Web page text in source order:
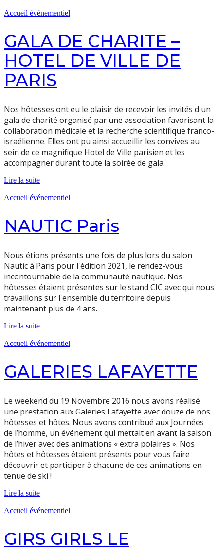
Accueil événementiel
GALA DE CHARITE –
HOTEL DE VILLE DE
PARIS
Nos hôtesses ont eu le plaisir de recevoir les invités d'un
gala de charité organisé par une association favorisant la
collaboration médicale et la recherche scientifique franco-
israélienne. Elles ont pu ainsi accueillir les convives au
sein de ce magnifique Hotel de Ville parisien et les
accompagner durant toute la soirée de gala.
Lire la suite
Accueil événementiel
NAUTIC Paris
Nous étions présents une fois de plus lors du salon
Nautic à Paris pour l'édition 2021, le rendez-vous
incontournable de la communauté nautique. Nos
hôtesses étaient présentes sur le stand CIC avec qui nous
travaillons sur l'ensemble du territoire depuis
maintenant plus de 4 ans.
Lire la suite
Accueil événementiel
GALERIES LAFAYETTE
Le weekend du 19 Novembre 2016 nous avons réalisé
une prestation aux Galeries Lafayette avec douze de nos
hôtesses et hôtes. Nous avons contribué aux Journées
de l’homme, un événement qui mettait en avant la saison
de l’hiver avec des animations « extra polaires ». Nos
hôtes et hôtesses étaient présents pour vous faire
découvrir et participer à chacune de ces animations en
tenue de ski !
Lire la suite
Accueil événementiel
GIRS GIRLS LE